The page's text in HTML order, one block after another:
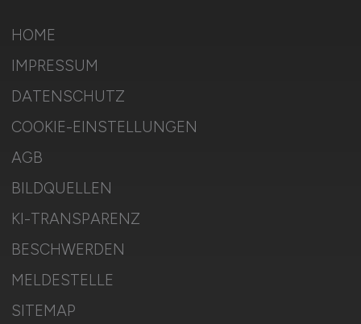
HOME
IMPRESSUM
DATENSCHUTZ
COOKIE-EINSTELLUNGEN
AGB
BILDQUELLEN
KI-TRANSPARENZ
BESCHWERDEN
MELDESTELLE
SITEMAP